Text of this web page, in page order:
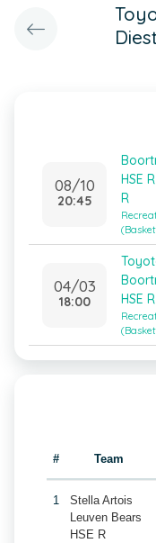
08/10
20:45
HSE
R
04/03
18:00
HSE R
# Team
1
Stella Artois
Leuven Bears
HSE R